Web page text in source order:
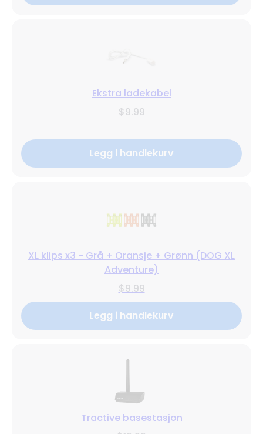
Ekstra ladekabel
$9.99
Legg i handlekurv
XL klips x3 - Grå + Oransje + Grønn (DOG XL
Adventure)
$9.99
Legg i handlekurv
Tractive basestasjon